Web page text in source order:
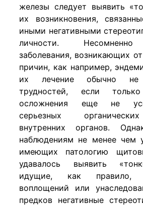
железы следует выявить
их возникновения,
иными негативными
личности. Несомненно
заболевания, возникающих
причин, как например,
их лечение обычно не
трудностей, если
осложнения еще не
серьезных
внутренних органов.
наблюдениям не менее чем
имеющих патологию
удавалось выявить
идущие, как правило,
воплощений или
предков негативные